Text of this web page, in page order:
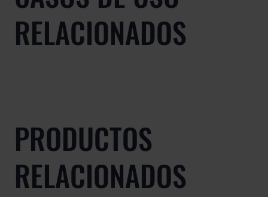
RELACIONADOS
PRODUCTOS
RELACIONADOS